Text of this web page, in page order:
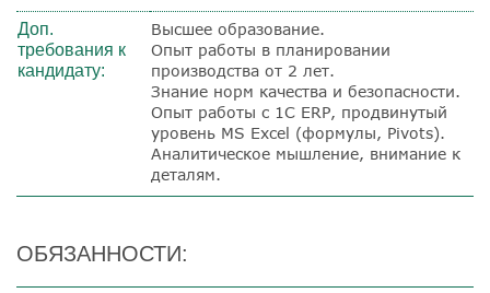
Доп.
требования к
кандидату:
Высшее образование.
Опыт работы в планировании
производства от 2 лет.
Знание норм качества и безопасности.
Опыт работы с 1С ERP, продвинутый
уровень MS Excel (формулы, Pivots).
Аналитическое мышление, внимание к
деталям.
ОБЯЗАННОСТИ: